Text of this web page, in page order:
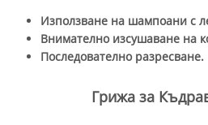
Използване на шампоани с
Внимателно изсушаване на
Последователно разресване.
Грижа за